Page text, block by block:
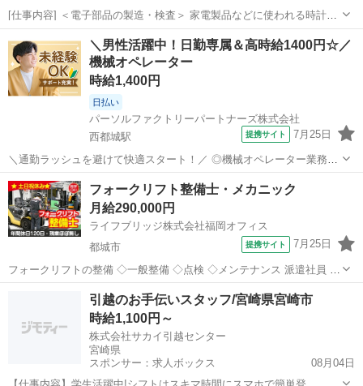
[仕事内容] ＜電子部品の製造・検査＞ 家電製品などに使われる時計や
タイマーに使われる電子部品を製造しています。 主に製造のマシンオ
ペレーション業務や検査業務の工程があります。 ◆具体的には◆ ・人
工水晶を用いた小型...
工場
＼男性活躍中！日勤専属＆高時給1400円☆／
機械オペレーター
時給1,400円
日払い
パーソルファクトリーパートナーズ株式会社
西都城駅
提携サイト 7月25日
＼通勤ラッシュを避けて快適スタート！／ ◎機械オペレーター業務で
製品セットや部材補充・検査を行います。 ◎約15kgの重量物も取扱あ
り。状況に応じて無理なく作業できる環境です。 ◎製造業経験者は経
験が活かせる☆未経験からでも...
宮崎 都城市 西都城駅 工場
フォークリフト整備士・メカニック
月給290,000円
ライフブリッジ株式会社福岡オフィス
都城市
提携サイト 7月25日
フォークリフトの整備 ◇一般整備 ◇点検 ◇メンテナンス 派遣社員 ・
健康保険 ・厚生年金 ・雇用保険 ・労災保険 ・昇給あり ・制服貸与あ
り ・工具貸出あり □ 自動車整備士資格3級以上必須 □ 自動車整備経験
都城市 工場
引越のお手伝いスタッフ/宮崎県宮崎市
時給1,100円～
株式会社サカイ引越センター
宮崎県
スポンサー：求人ボックス
08月04日